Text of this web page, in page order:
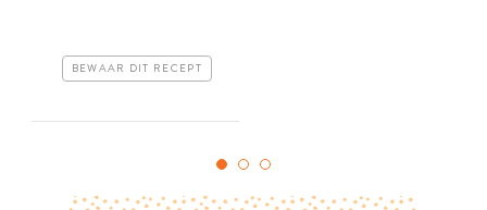
BEWAAR DIT RECEPT